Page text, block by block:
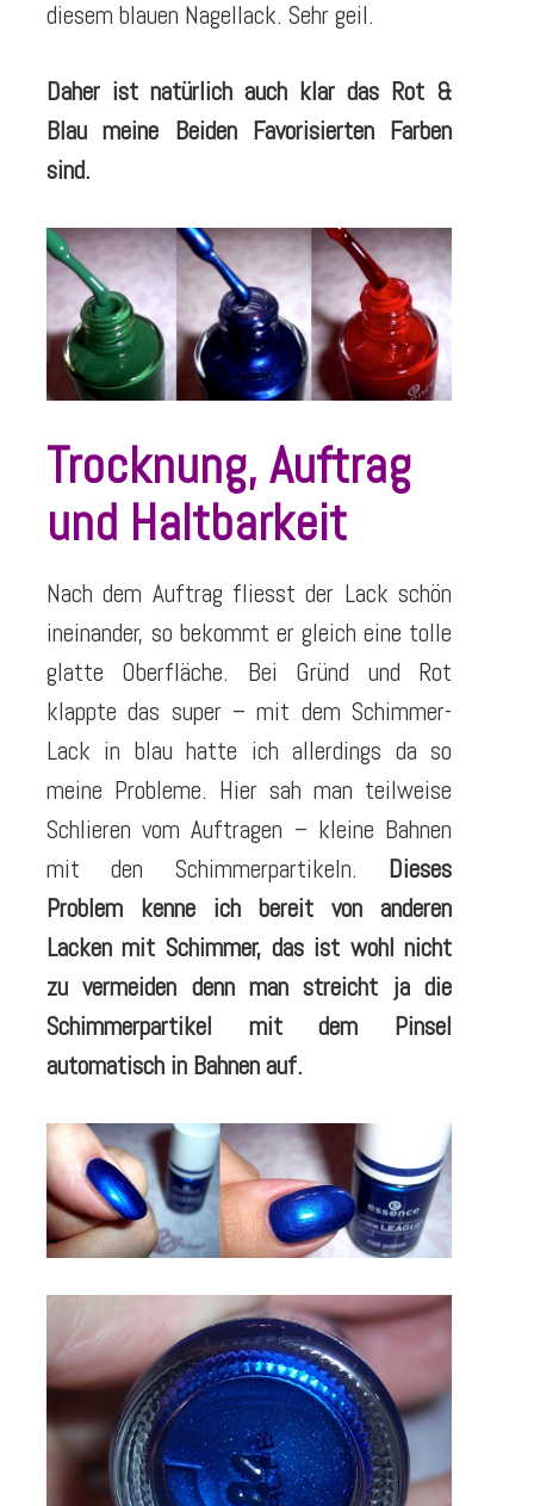
diesem blauen Nagellack. Sehr geil.
Daher ist natürlich auch klar das Rot &
Blau meine Beiden Favorisierten Farben
sind.
Trocknung, Auftrag
und Haltbarkeit
Nach dem Auftrag fliesst der Lack schön
ineinander, so bekommt er gleich eine tolle
glatte Oberfläche. Bei Gründ und Rot
klappte das super – mit dem Schimmer-
Lack in blau hatte ich allerdings da so
meine Probleme. Hier sah man teilweise
Schlieren vom Auftragen – kleine Bahnen
mit den Schimmerpartikeln. Dieses
Problem kenne ich bereit von anderen
Lacken mit Schimmer, das ist wohl nicht
zu vermeiden denn man streicht ja die
Schimmerpartikel mit dem Pinsel
automatisch in Bahnen auf.